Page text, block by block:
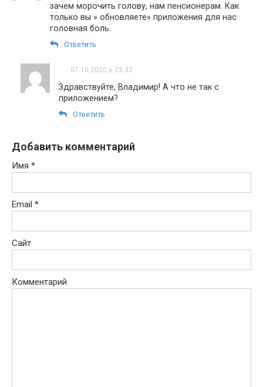
зачем морочить голову, нам пенсионерам. Как
только вы » обновляете» приложения для нас
головная боль.
Ответить
07.10.2020 в 23:32
Здравствуйте, Владимир! А что не так с
приложением?
Ответить
Добавить комментарий
Имя *
Email *
Сайт
Комментарий